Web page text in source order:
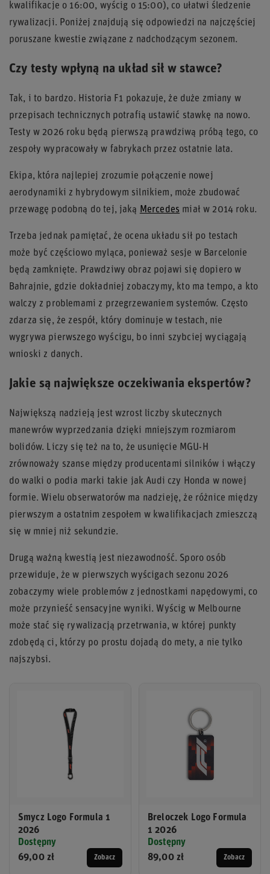
kwalifikacje o 16:00, wyścig o 15:00), co ułatwi śledzenie
rywalizacji. Poniżej znajdują się odpowiedzi na najczęściej
poruszane kwestie związane z nadchodzącym sezonem.
Czy testy wpłyną na układ sił w stawce?
Tak, i to bardzo. Historia F1 pokazuje, że duże zmiany w
przepisach technicznych potrafią ustawić stawkę na nowo.
Testy w 2026 roku będą pierwszą prawdziwą próbą tego, co
zespoły wypracowały w fabrykach przez ostatnie lata.
Ekipa, która najlepiej zrozumie połączenie nowej
aerodynamiki z hybrydowym silnikiem, może zbudować
przewagę podobną do tej, jaką Mercedes miał w 2014 roku.
Trzeba jednak pamiętać, że ocena układu sił po testach
może być częściowo myląca, ponieważ sesje w Barcelonie
będą zamknięte. Prawdziwy obraz pojawi się dopiero w
Bahrajnie, gdzie dokładniej zobaczymy, kto ma tempo, a kto
walczy z problemami z przegrzewaniem systemów. Często
zdarza się, że zespół, który dominuje w testach, nie
wygrywa pierwszego wyścigu, bo inni szybciej wyciągają
wnioski z danych.
Jakie są największe oczekiwania ekspertów?
Największą nadzieją jest wzrost liczby skutecznych
manewrów wyprzedzania dzięki mniejszym rozmiarom
bolidów. Liczy się też na to, że usunięcie MGU-H
zrównoważy szanse między producentami silników i włączy
do walki o podia marki takie jak Audi czy Honda w nowej
formie. Wielu obserwatorów ma nadzieję, że różnice między
pierwszym a ostatnim zespołem w kwalifikacjach zmieszczą
się w mniej niż sekundzie.
Drugą ważną kwestią jest niezawodność. Sporo osób
przewiduje, że w pierwszych wyścigach sezonu 2026
zobaczymy wiele problemów z jednostkami napędowymi, co
może przynieść sensacyjne wyniki. Wyścig w Melbourne
może stać się rywalizacją przetrwania, w której punkty
zdobędą ci, którzy po prostu dojadą do mety, a nie tylko
najszybsi.
Smycz Logo Formula 1
2026
Dostępny
69,00 zł
Zobacz
Breloczek Logo Formula
1 2026
Dostępny
89,00 zł
Zobacz